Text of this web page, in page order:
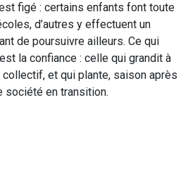
figé : certains enfants font toute
d’autres y effectuent un
de poursuivre ailleurs. Ce qui
la confiance : celle qui grandit à
collectif, et qui plante, saison après
société en transition.